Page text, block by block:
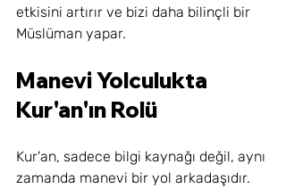
etkisini artırır ve bizi daha bilinçli bir
Müslüman yapar.
Manevi Yolculukta
Kur'an'ın Rolü
Kur'an, sadece bilgi kaynağı değil, aynı
zamanda manevi bir yol arkadaşıdır.